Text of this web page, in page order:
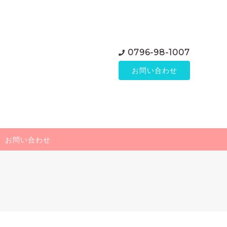
0796-98-1007
お問い合わせ
お問い合わせ